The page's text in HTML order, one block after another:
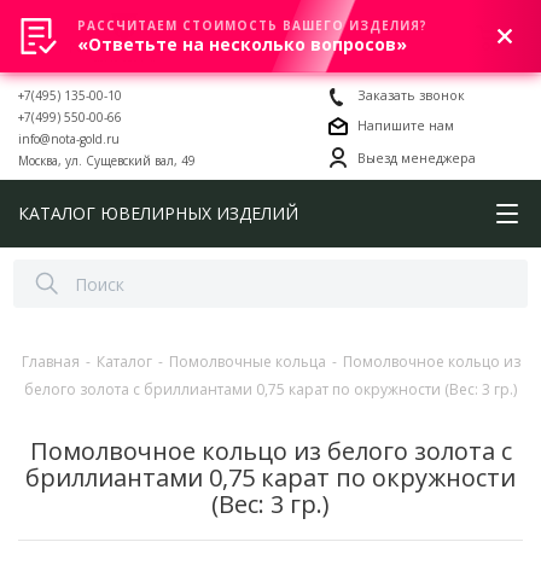
0
+7(495) 135-00-10
+7(499) 550-00-66
info@nota-gold.ru
Москва, ул. Сущевский вал, 49
Заказать звонок
Напишите нам
Выезд менеджера
КАТАЛОГ ЮВЕЛИРНЫХ ИЗДЕЛИЙ
Главная - Каталог - Помолвочные кольца - Помолвочное кольцо из
белого золота с бриллиантами 0,75 карат по окружности (Вес: 3 гр.)
Помолвочное кольцо из белого золота с
бриллиантами 0,75 карат по окружности
(Вес: 3 гр.)
РАССЧИТАЕМ СТОИМОСТЬ ВАШЕГО ИЗДЕЛИЯ?
«Ответьте на несколько вопросов»